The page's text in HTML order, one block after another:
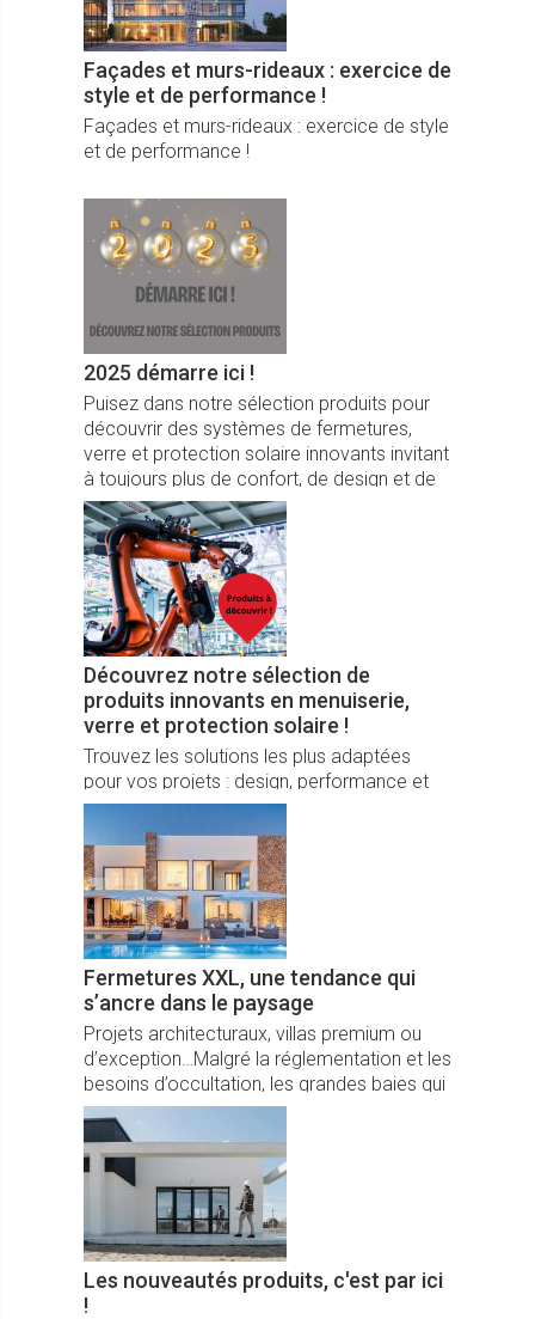
Façades et murs-rideaux : exercice de
style et de performance !
Façades et murs-rideaux : exercice de style
et de performance !
2025 démarre ici !
Puisez dans notre sélection produits pour
découvrir des systèmes de fermetures,
verre et protection solaire innovants invitant
à toujours plus de confort, de design et de
fonctionnalités.
Découvrez notre sélection de
produits innovants en menuiserie,
verre et protection solaire !
Trouvez les solutions les plus adaptées
pour vos projets : design, performance et
durabilité au rendez-vous
Fermetures XXL, une tendance qui
s’ancre dans le paysage
Projets architecturaux, villas premium ou
d’exception…Malgré la réglementation et les
besoins d’occultation, les grandes baies qui
apportent beaucoup de lumière ont le vent
en poupe et embarquent donc du contrôle
solaire ou des BSO.
Les nouveautés produits, c'est par ici
!